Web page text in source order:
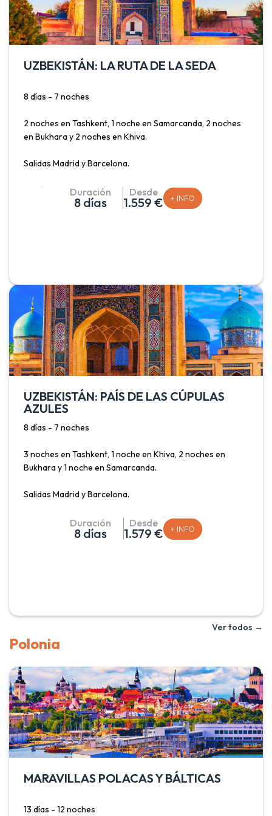
UZBEKISTÁN: LA RUTA DE LA SEDA
8 días - 7 noches
2 noches en Tashkent, 1 noche en Samarcanda, 2 noches
en Bukhara y 2 noches en Khiva.
Salidas Madrid y Barcelona.
Sumérgete en la histórica ruta de la seda con este viaje
que incluye Tashkent, la capital del país, con su
núcleo amurallado, Itchan Kala, primer sitio del país
declarado patrimonio de la Humanidad por la UNESCO.
Duración
8 días
Desde
1.559 € + INFO
UZBEKISTÁN: PAÍS DE LAS CÚPULAS
AZULES
8 días - 7 noches
3 noches en Tashkent, 1 noche en Khiva, 2 noches en
Bukhara y 1 noche en Samarcanda.
Salidas Madrid y Barcelona.
Este viaje permite conocer Uzbekistán, conocido como el
país de las cúpulas azules debido a que el turquesa y el azul
Minor o la mezquita de Juma; Bukhara, con sus antiguas
mezquital y sus coloridos mercados y Samarcanda, que
destaca por su belleza y punto culminante de la antigua
Duración
8 días
Desde
1.579 € + INFO
Ver todos →
Polonia
MARAVILLAS POLACAS Y BÁLTICAS
13 días - 12 noches